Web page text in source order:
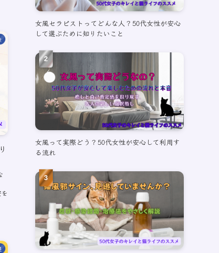
女風セラピストってどんな人？50代女性が安心
して選ぶために知りたいこと
女風って実際どう？50代女性が安心して利用す
る流れ